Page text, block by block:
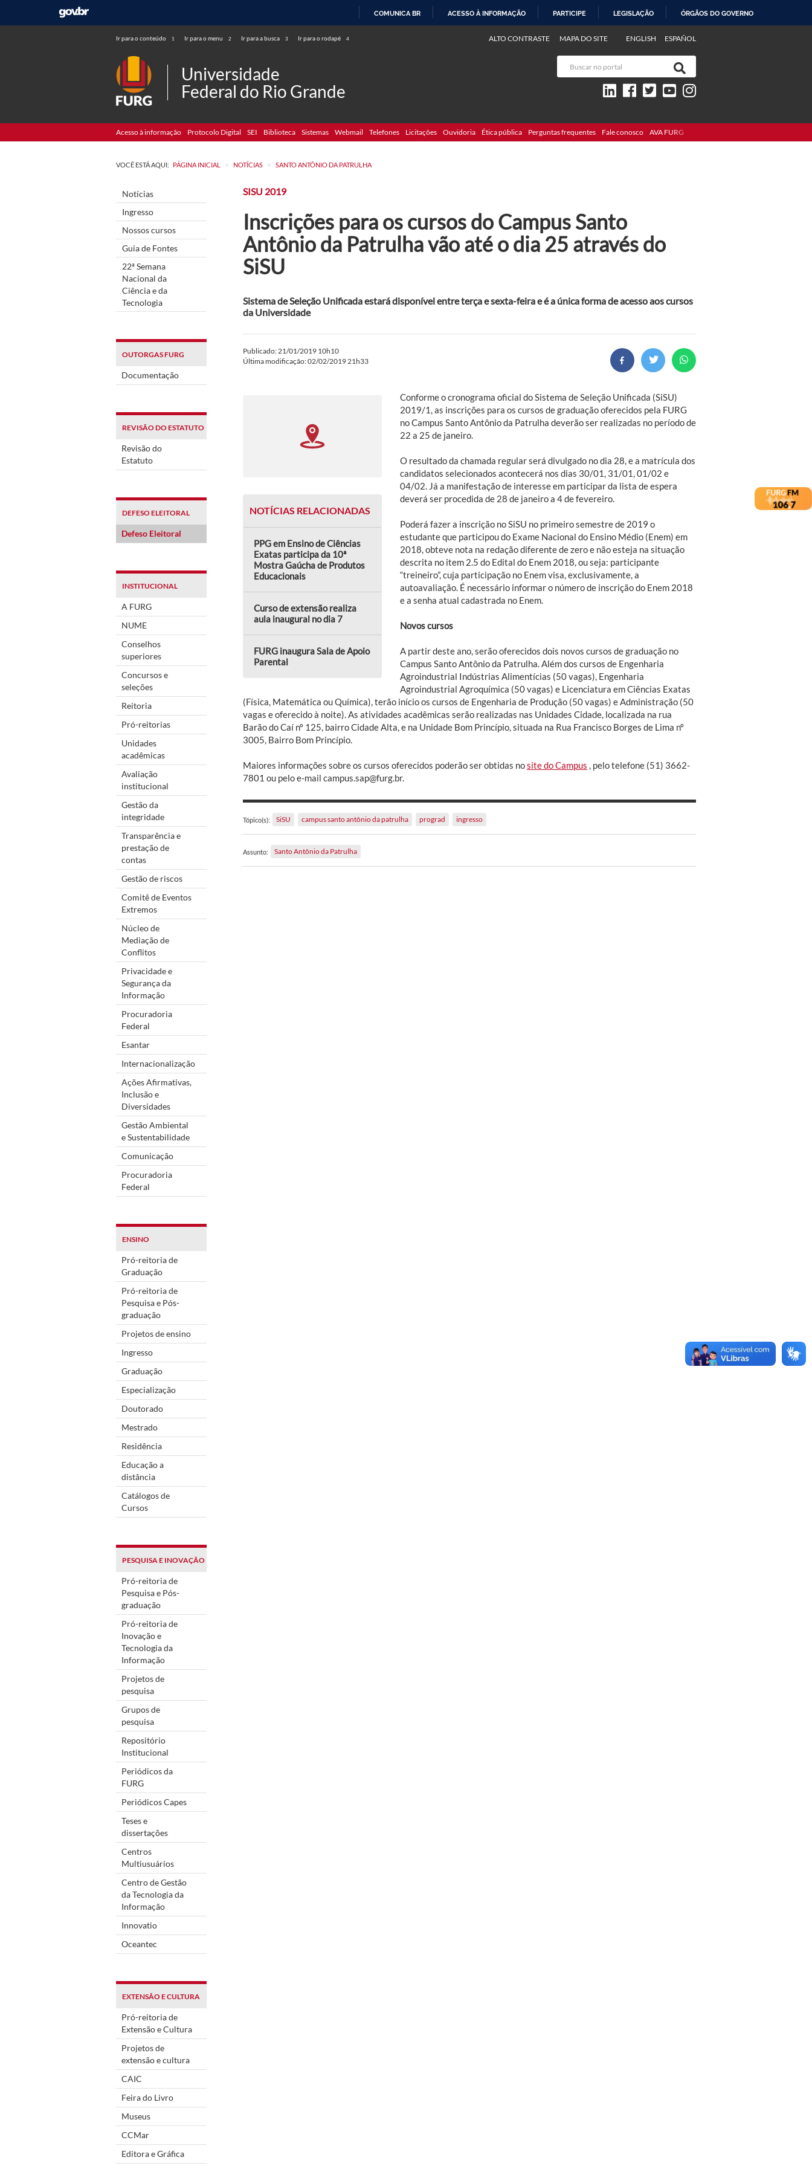
COMUNICA BR ACESSO À INFORMAÇÃO PARTICIPE LEGISLAÇÃO ÓRGÃOS DO GOVERNO
Ir para o conteúdo 1 Ir para o menu 2 Ir para a busca 3 Ir para o rodapé 4 ENGLISH ESPAÑOL
ALTO CONTRASTE MAPA DO SITE
Universidade
Federal do Rio Grande
Acesso à informação Protocolo Digital SEI Biblioteca Sistemas Webmail Telefones Licitações Ouvidoria Ética pública Perguntas frequentes Fale conosco AVA FURG
VOCÊ ESTÁ AQUI: PÁGINA INICIAL > NOTÍCIAS > SANTO ANTÔNIO DA PATRULHA
Notícias
Ingresso
Nossos cursos
Guia de Fontes
22ª Semana
Nacional da
Ciência e da
Tecnologia
OUTORGAS FURG
Documentação
REVISÃO DO ESTATUTO
Revisão do
Estatuto
DEFESO ELEITORAL
Defeso Eleitoral
INSTITUCIONAL
A FURG
NUME
Conselhos
superiores
Concursos e
seleções
Reitoria
Pró-reitorias
Unidades
acadêmicas
Avaliação
institucional
Gestão da
integridade
Transparência e
prestação de
contas
Gestão de riscos
Comitê de Eventos
Extremos
Núcleo de
Mediação de
Conflitos
Privacidade e
Segurança da
Informação
Procuradoria
Federal
Esantar
Internacionalização
Ações Afirmativas,
Inclusão e
Diversidades
Gestão Ambiental
e Sustentabilidade
Comunicação
Procuradoria
Federal
ENSINO
Pró-reitoria de
Graduação
Pró-reitoria de
Pesquisa e Pós-
graduação
Projetos de ensino
Ingresso
Graduação
Especialização
Doutorado
Mestrado
Residência
Educação a
distância
Catálogos de
Cursos
PESQUISA E INOVAÇÃO
Pró-reitoria de
Pesquisa e Pós-
graduação
Pró-reitoria de
Inovação e
Tecnologia da
Informação
Projetos de
pesquisa
Grupos de
pesquisa
Repositório
Institucional
Periódicos da
FURG
Periódicos Capes
Teses e
dissertações
Centros
Multiusuários
Centro de Gestão
da Tecnologia da
Informação
Innovatio
Oceantec
EXTENSÃO E CULTURA
Pró-reitoria de
Extensão e Cultura
Projetos de
extensão e cultura
CAIC
Feira do Livro
Museus
CCMar
Editora e Gráfica
SISU 2019
Inscrições para os cursos do Campus Santo
Antônio da Patrulha vão até o dia 25 através do
SiSU
Sistema de Seleção Unificada estará disponível entre terça e sexta-feira e é a única forma de acesso aos cursos
da Universidade
Publicado: 21/01/2019 10h10
Última modificação: 02/02/2019 21h33
Conforme o cronograma oficial do Sistema de Seleção Unificada (SiSU)
2019/1, as inscrições para os cursos de graduação oferecidos pela FURG
no Campus Santo Antônio da Patrulha deverão ser realizadas no período de
22 a 25 de janeiro.
NOTÍCIAS RELACIONADAS
PPG em Ensino de Ciências
Exatas participa da 10ª
Mostra Gaúcha de Produtos
Educacionais
Curso de extensão realiza
aula inaugural no dia 7
FURG inaugura Sala de Apoio
Parental
O resultado da chamada regular será divulgado no dia 28, e a matrícula dos
candidatos selecionados acontecerá nos dias 30/01, 31/01, 01/02 e
04/02. Já a manifestação de interesse em participar da lista de espera
deverá ser procedida de 28 de janeiro a 4 de fevereiro.
Poderá fazer a inscrição no SiSU no primeiro semestre de 2019 o
estudante que participou do Exame Nacional do Ensino Médio (Enem) em
2018, obteve nota na redação diferente de zero e não esteja na situação
descrita no item 2.5 do Edital do Enem 2018, ou seja: participante
“treineiro”, cuja participação no Enem visa, exclusivamente, a
autoavaliação. É necessário informar o número de inscrição do Enem 2018
e a senha atual cadastrada no Enem.
Novos cursos
A partir deste ano, serão oferecidos dois novos cursos de graduação no
Campus Santo Antônio da Patrulha. Além dos cursos de Engenharia
Agroindustrial Indústrias Alimentícias (50 vagas), Engenharia
Agroindustrial Agroquímica (50 vagas) e Licenciatura em Ciências Exatas
(Física, Matemática ou Química), terão início os cursos de Engenharia de Produção (50 vagas) e Administração (50
vagas e oferecido à noite). As atividades acadêmicas serão realizadas nas Unidades Cidade, localizada na rua
Barão do Caí nº 125, bairro Cidade Alta, e na Unidade Bom Princípio, situada na Rua Francisco Borges de Lima nº
3005, Bairro Bom Princípio.
Maiores informações sobre os cursos oferecidos poderão ser obtidas nosite do Campus , pelo telefone (51) 3662-
7801 ou pelo e-mail campus.sap@furg.br.
Tópico(s): SiSU campus santo antônio da patrulha prograd ingresso
Assunto: Santo Antônio da Patrulha